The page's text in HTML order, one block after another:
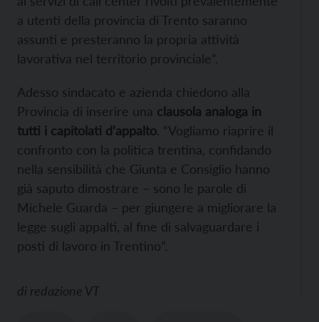
a utenti della provincia di Trento saranno
assunti e presteranno la propria attività
lavorativa nel territorio provinciale”.
Adesso sindacato e azienda chiedono alla
Provincia di inserire una clausola analoga in
tutti i capitolati d’appalto. “Vogliamo riaprire il
confronto con la politica trentina, confidando
nella sensibilità che Giunta e Consiglio hanno
già saputo dimostrare – sono le parole di
Michele Guarda – per giungere a migliorare la
legge sugli appalti, al fine di salvaguardare i
posti di lavoro in Trentino”.
di redazione VT